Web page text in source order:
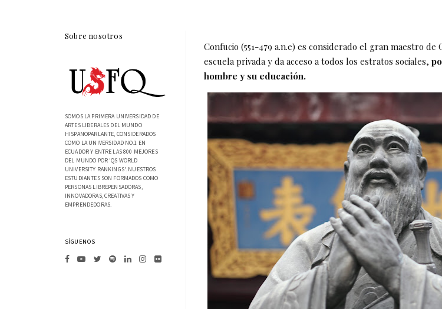
Confucio (551-479 a.n.e) es considerado el gran maestro
escuela privada y da acceso a todos los estratos sociales,
hombre y su educación.
Sobre nosotros
SOMOS LA PRIMERA UNIVERSIDAD DE
ARTES LIBERALES DEL MUNDO
HISPANOPARLANTE, CONSIDERADOS
COMO LA UNIVERSIDAD NO.1 EN
ECUADOR Y ENTRE LAS 800 MEJORES
DEL MUNDO POR 'QS WORLD
UNIVERSITY RANKINGS'. NUESTROS
ESTUDIANTES SON FORMADOS COMO
PERSONAS LIBREPENSADORAS,
INNOVADORAS, CREATIVAS Y
EMPRENDEDORAS.
SÍGUENOS